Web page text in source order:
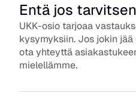
Entä jos
UKK-osio tarjoaa
kysymyksiin. Jos jokin
ota yhteyttä
mielellämme.